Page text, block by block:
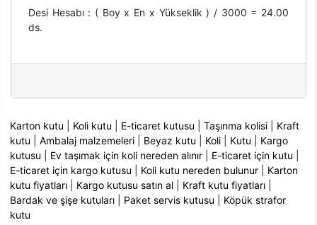
Desi Hesabı : ( Boy x En x Yükseklik ) / 3000 = 24.00
ds.
Karton kutu Koli kutu E-ticaret kutusu |Taşınma kolisi
Kraft
kutu |Ambalaj malzemeleri Beyaz kutu Koli Kutu
Kargo
kutusu
Ev taşımak için koli nereden alınır E-ticaret için kutu
E-ticaret için kargo kutusu
Koli kutu nereden bulunur
Karton
kutu fiyatları
Kargo kutusu satın al Kraft kutu fiyatları
Bardak ve şişe kutuları
Paket servis kutusu
Köpük strafor
kutu